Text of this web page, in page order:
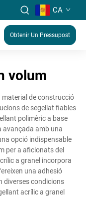
CA
Obtenir Un Pressupost
volum
material de construcció
de segellat fiables
polimèric a base
avançada amb una
opció indispensable
per a aficionats del
a granel incorpora
una adhesió
diverses condicions
acrílic a granel